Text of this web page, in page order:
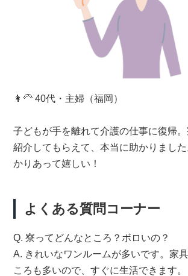
👩‍🦳 40代・主婦（福岡）
子どもが手を離れて介護の仕事に復帰
紹介してもらえて、本当に助かりまし
かりあって嬉しい！
よくある質問コーナー
Q. 寮ってどんなところ？ボロいの？
A. きれいなワンルームが多いです。家
ころも多いので、すぐに生活できます。